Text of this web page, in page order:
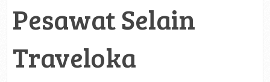
Pesawat Selain
Traveloka